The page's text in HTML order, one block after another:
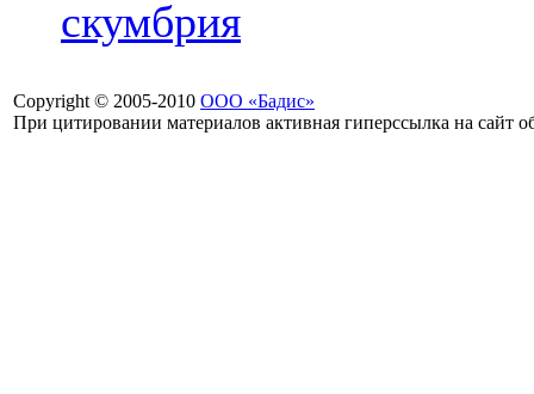
скумбрия
Copyright © 2005-2010 ООО «Бадис»
При цитировании материалов активная гиперссылка на сайт